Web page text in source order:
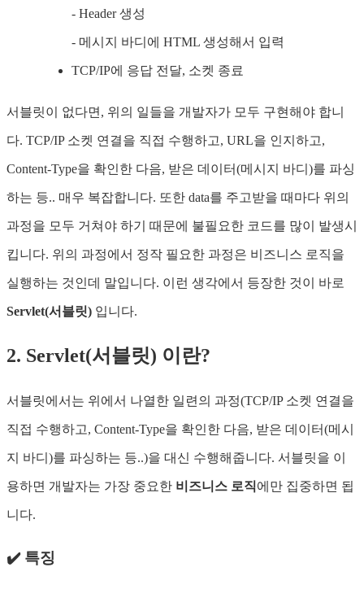
- Header 생성
- 메시지 바디에 HTML 생성해서 입력
TCP/IP에 응답 전달, 소켓 종료
서블릿이 없다면, 위의 일들을 개발자가 모두 구현해야 합니
다. TCP/IP 소켓 연결을 직접 수행하고, URL을 인지하고,
Content-Type을 확인한 다음, 받은 데이터(메시지 바디)를 파싱
하는 등.. 매우 복잡합니다. 또한 data를 주고받을 때마다 위의
과정을 모두 거쳐야 하기 때문에 불필요한 코드를 많이 발생시
킵니다. 위의 과정에서 정작 필요한 과정은 비즈니스 로직을
실행하는 것인데 말입니다. 이런 생각에서 등장한 것이 바로
Servlet(서블릿) 입니다.
2. Servlet(서블릿) 이란?
서블릿에서는 위에서 나열한 일련의 과정(TCP/IP 소켓 연결을
직접 수행하고, Content-Type을 확인한 다음, 받은 데이터(메시
지 바디)를 파싱하는 등..)을 대신 수행해줍니다. 서블릿을 이
용하면 개발자는 가장 중요한 비즈니스 로직에만 집중하면 됩
니다.
✔️ 특징